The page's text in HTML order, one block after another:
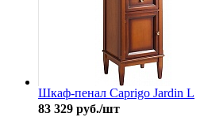
Шкаф-пенал Caprigo Jardin L
83 329 руб./шт